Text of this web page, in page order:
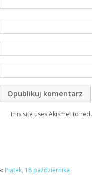
This site uses Akismet to
« Piątek, 18 października